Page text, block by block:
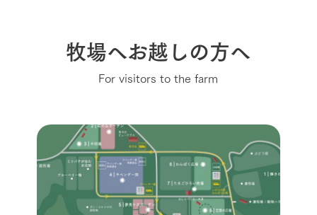
牧場へお越しの方へ
For visitors to the farm